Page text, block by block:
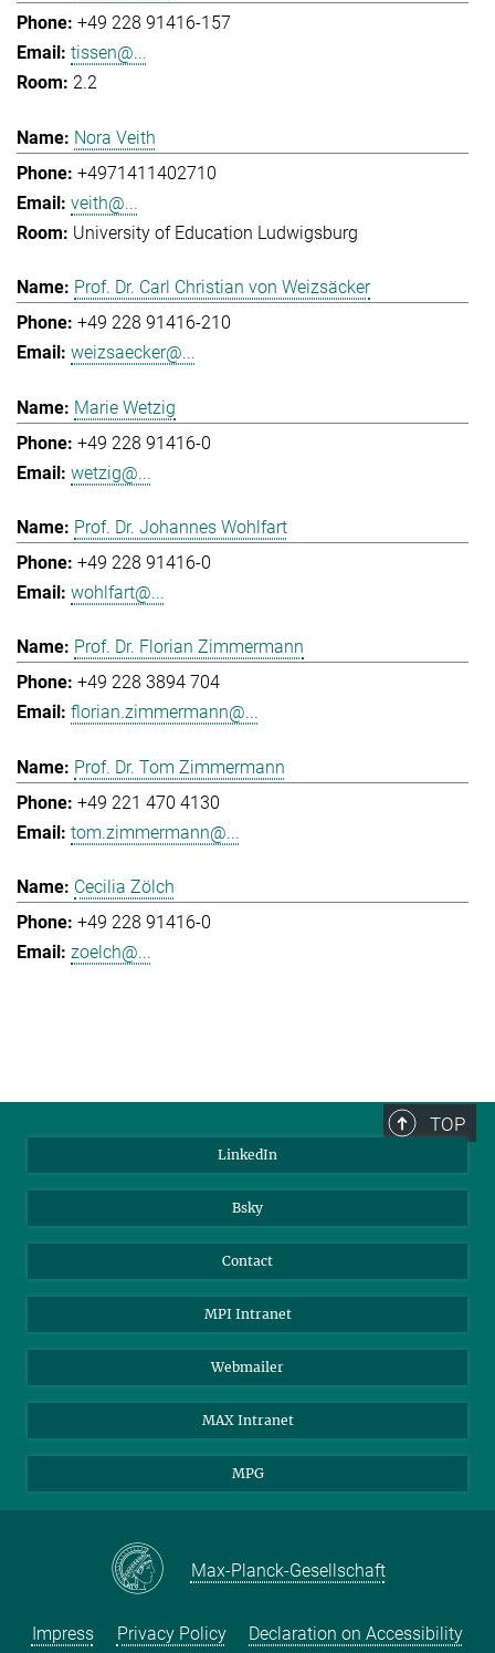
+49 228 91416-157
tissen@...
2.2
Nora Veith
+4971411402710
veith@...
University of Education Ludwigsburg
Prof. Dr. Carl Christian von Weizsäcker
+49 228 91416-210
weizsaecker@...
Marie Wetzig
+49 228 91416-0
wetzig@...
Prof. Dr. Johannes Wohlfart
+49 228 91416-0
wohlfart@...
Prof. Dr. Florian Zimmermann
+49 228 3894 704
florian.zimmermann@...
Prof. Dr. Tom Zimmermann
+49 221 470 4130
tom.zimmermann@...
Cecilia Zölch
+49 228 91416-0
zoelch@...
TOP
LinkedIn
Bsky
Contact
MPI Intranet
Webmailer
MAX Intranet
MPG
Max-Planck-Gesellschaft
Impress Privacy Policy Declaration on Accessibility